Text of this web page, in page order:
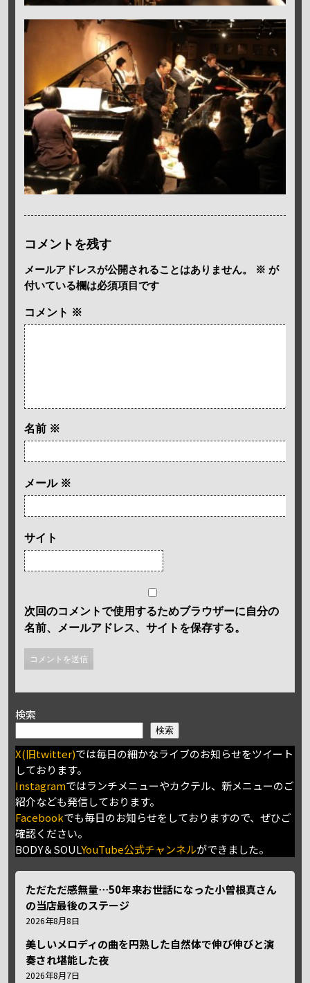
コメントを残す
メールアドレスが公開されることはありません。 ※ が
付いている欄は必須項目です
コメント ※
名前 ※
メール ※
サイト
次回のコメントで使用するためブラウザーに自分の
名前、メールアドレス、サイトを保存する。
検索
検索
X(旧twitter)では毎日の細かなライブのお知らせをツイート
しております。
Instagramではランチメニューやカクテル、新メニューのご
紹介なども発信しております。
Facebookでも毎日のお知らせをしておりますので、ぜひご
確認ください。
BODY＆SOULYouTube公式チャンネルができました。
ただただ感無量⋯50年来お世話になった小曽根真さん
の当店最後のステージ
2026年8月8日
美しいメロディの曲を円熟した自然体で伸び伸びと演
奏され堪能した夜
2026年8月7日